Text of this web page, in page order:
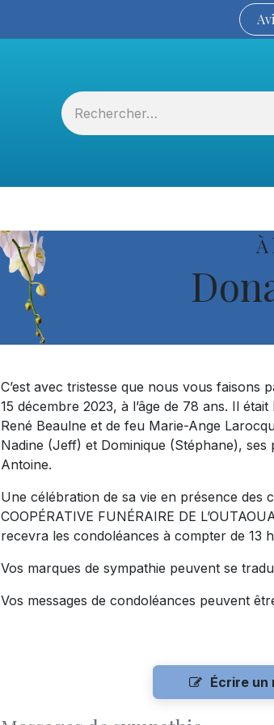
C’est avec tristesse que nous vous faisons
15 décembre 2023, à l’âge de 78 ans. Il
René Beaulne et de feu Marie-Ange
Nadine (Jeff) et Dominique (Stéphane),
Antoine.
Une célébration de sa vie en présence des
COOPÉRATIVE FUNÉRAIRE DE
recevra les condoléances à compter de 13
Vos marques de sympathie peuvent se
Vos messages de condoléances peuvent
Écrire un